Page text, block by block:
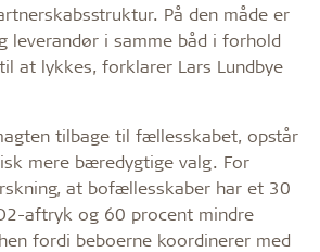
På den måde er
leverandør i samme båd i forhold
at lykkes, forklarer Lars Lundbye
tilbage til fællesskabet, opstår
mere bæredygtige valg. For
at bofællesskaber har et 30
aftryk og 60 procent mindre
fordi beboerne koordinerer med